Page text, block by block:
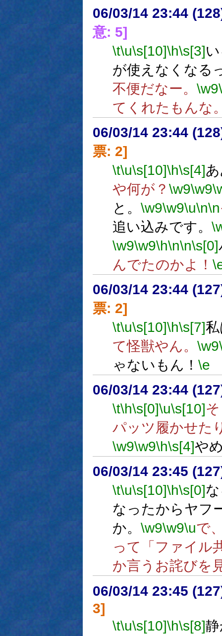
06/03/14 23:44
意: 5]
\t\u\s[10]\h\s[3]
が使えなくなる
不便だなー。 \w9
てくれたもんな
06/03/14 23:44
票: 2]
\t\u\s[10]\h\s[4]
や何が？ \w9\w9
と。 \w9\w9\u\n\n
追い込みです。
\w9\w9\h\n\n\s[0]
んでたのかよ！
06/03/14 23:44
票: 2]
\t\u\s[10]\h\s[7]
て怪獣やん。 \w9
ゃないもん！ \e
06/03/14 23:44
\t\h\s[0]\u\s[10]
パッツ履かせた
\w9\w9\h\s[4]や
06/03/14 23:45
\t\u\s[10]\h\s[0]
なったからヤフ
か。 \w9\w9\uで
って「ファイル
か言うお詫びを
06/03/14 23:45
3]
\t\u\s[10]\h\s[8]